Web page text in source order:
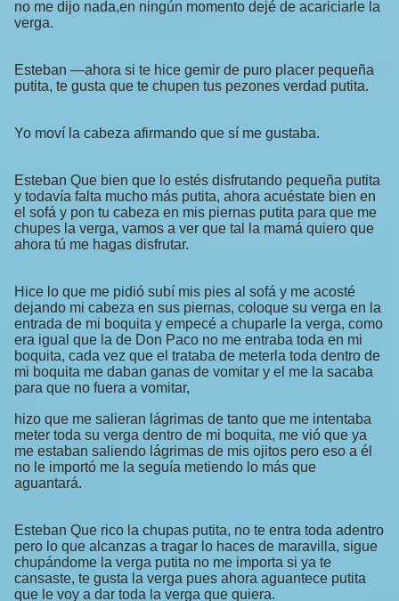
no me dijo nada,en ningún momento dejé de acariciarle la
verga.
Esteban —ahora si te hice gemir de puro placer pequeña
putita, te gusta que te chupen tus pezones verdad putita.
Yo moví la cabeza afirmando que sí me gustaba.
Esteban Que bien que lo estés disfrutando pequeña putita
y todavía falta mucho más putita, ahora acuéstate bien en
el sofá y pon tu cabeza en mis piernas putita para que me
chupes la verga, vamos a ver que tal la mamá quiero que
ahora tú me hagas disfrutar.
Hice lo que me pidió subí mis pies al sofá y me acosté
dejando mi cabeza en sus piernas, coloque su verga en la
entrada de mi boquita y empecé a chuparle la verga, como
era igual que la de Don Paco no me entraba toda en mi
boquita, cada vez que el trataba de meterla toda dentro de
mi boquita me daban ganas de vomitar y el me la sacaba
para que no fuera a vomitar,
hizo que me salieran lágrimas de tanto que me intentaba
meter toda su verga dentro de mi boquita, me vió que ya
me estaban saliendo lágrimas de mis ojitos pero eso a él
no le importó me la seguía metiendo lo más que
aguantará.
Esteban Que rico la chupas putita, no te entra toda adentro
pero lo que alcanzas a tragar lo haces de maravilla, sigue
chupándome la verga putita no me importa si ya te
cansaste, te gusta la verga pues ahora aguantece putita
que le voy a dar toda la verga que quiera.